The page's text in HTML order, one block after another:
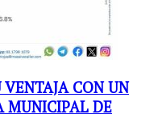
CON UN
MUNICIPAL DE